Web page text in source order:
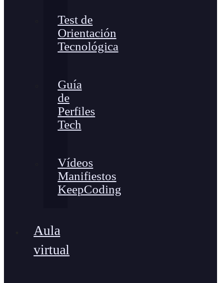
Test de
Orientación
Tecnológica
Guía
de
Perfiles
Tech
Vídeos
Manifiestos
KeepCoding
Aula
virtual